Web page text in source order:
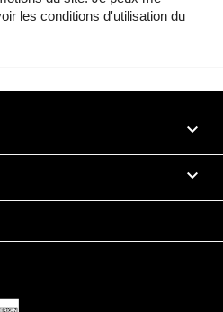
les conditions d'utilisation du

